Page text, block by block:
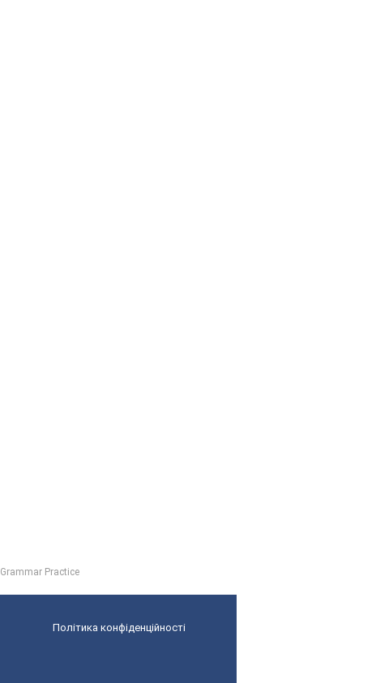
Grammar Practice
Політика конфіденційності